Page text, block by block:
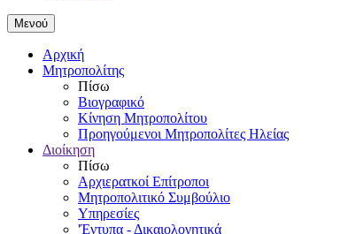
Μενού
Αρχική
Μητροπολίτης
Πίσω
Βιογραφικό
Κίνηση Μητροπολίτου
Προηγούμενοι Μητροπολίτες Ηλείας
Διοίκηση
Πίσω
Αρχιερατκοί Επίτροποι
Μητροπολιτικό Συμβούλιο
Υπηρεσίες
'Έντυπα - Δικαιολογητικά